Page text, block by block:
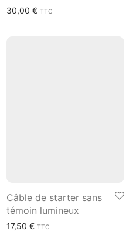
Note5.00
30,00 € TTC
Câble de starter sans
témoin lumineux
17,50 € TTC